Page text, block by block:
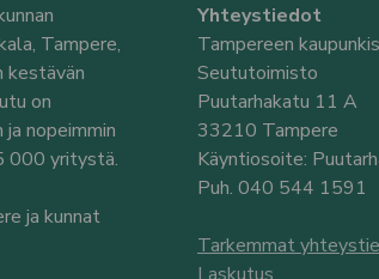
Tampere,
kestävän
on
ja nopeimmin
000 yritystä.
ja kunnat
Yhteystiedot
Tampereen
Seututoimisto
Puutarhakatu 11 A
33210 Tampere
Käyntiosoite:
Puh. 040 544 1591
Tarkemmat